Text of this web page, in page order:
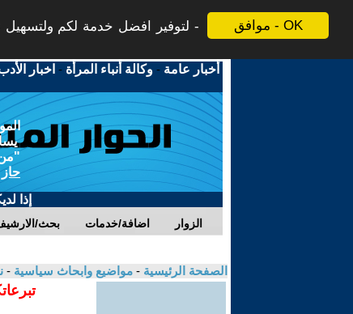
موافق - OK
لتوفير افضل خدمة لكم ولتسهيل
أخبار عامة -وكالة أنباء المرأة - اخبار
"من
حاز
إذا
بحث/ اضافة/خدمات الزوار
الصفحة الرئيسية - مواضيع وابحاث سياسية -